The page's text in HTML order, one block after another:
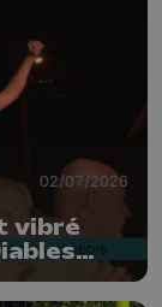
02/07/2026
vibré